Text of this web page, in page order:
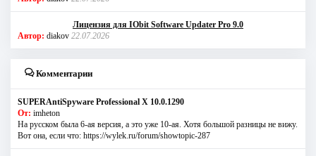
Лицензия для IObit Software Updater Pro 9.0
Автор: diakov 22.07.2026
Комментарии
SUPERAntiSpyware Professional X 10.0.1290
От: imheton
На русском была 6-ая версия, а это уже 10-ая. Хотя большой разницы не вижу.
Вот она, если что: https://wylek.ru/forum/showtopic-287